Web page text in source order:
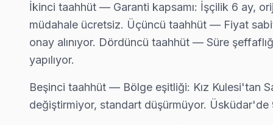
Kirazlıtepe Awox Servis
Üsküdar'da Kirazlıtepe mahallesi için Awox TV fiyat teklifi
Awox Servis Merkezi →
Kuleli bölgesindeki Awox kullanıcıları için haftanın 7 günü
Üsküdar TV Servis Merkezi →
İkinci taahhüt — Garanti kapsamı: İşçilik 6 ay,
müdahale ücretsiz. Üçüncü taahhüt — Fiyat
onay alınıyor. Dördüncü taahhüt — Süre
yapılıyor.
Beşinci taahhüt — Bölge eşitliği: Kız Kulesi'tan
değiştirmiyor, standart düşürmüyor. Üsküdar'de